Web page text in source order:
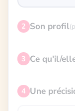
2 Son profil
3 Ce qu'il/
4 Une